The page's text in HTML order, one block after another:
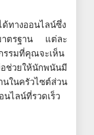
ด้ทางออนไลน์ซึ่ง
าตรฐาน แต่ละ
รรมที่คุณจะเห็น
ช่วยให้นักพนันมี
ในครัวไซต์ส่วน
ไลน์ที่รวดเร็ว